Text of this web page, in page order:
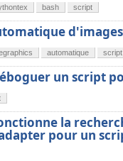
bash script
automatique script
un script
la
pour un